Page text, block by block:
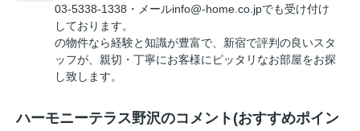
03-5338-1338・メールinfo@-home.co.jpでも受け付け
しております。
の物件なら経験と知識が豊富で、新宿で評判の良いスタ
ッフが、親切・丁寧にお客様にピッタリなお部屋をお探
し致します。
ハーモニーテラス野沢のコメント(おすすめポイン